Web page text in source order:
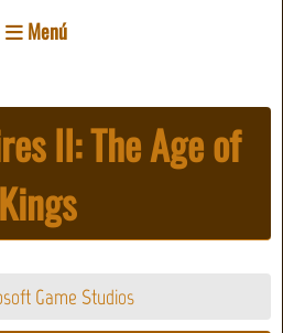
Menú
II: The Age of
Kings
Game Studios